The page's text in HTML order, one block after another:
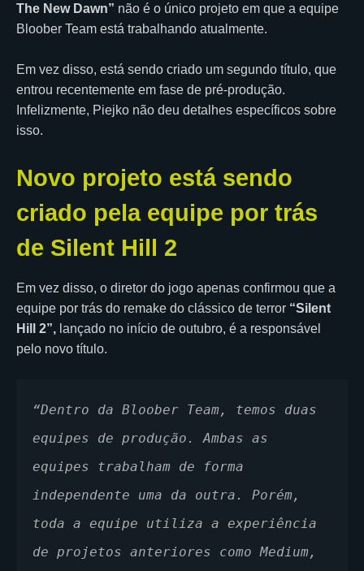
The New Dawn” não é o único projeto em que a equipe
Bloober Team está trabalhando atualmente.
Em vez disso, está sendo criado um segundo título, que
entrou recentemente em fase de pré-produção.
Infelizmente, Piejko não deu detalhes específicos sobre
isso.
Novo projeto está sendo
criado pela equipe por trás
de Silent Hill 2
Em vez disso, o diretor do jogo apenas confirmou que a
equipe por trás do remake do clássico de terror “Silent
Hill 2”, lançado no início de outubro, é a responsável
pelo novo título.
“Dentro da Bloober Team, temos duas
equipes de produção. Ambas as
equipes trabalham de forma
independente uma da outra. Porém,
toda a equipe utiliza a experiência
de projetos anteriores como Medium,